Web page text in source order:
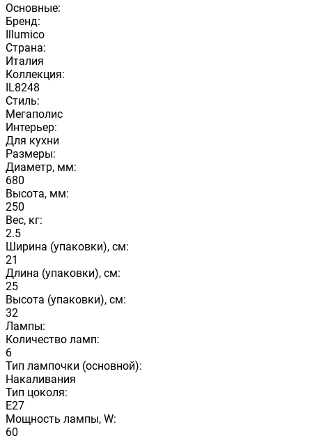
Основные:
Бренд:
Illumico
Страна:
Италия
Коллекция:
IL8248
Стиль:
Мегаполис
Интерьер:
Для кухни
Размеры:
Диаметр, мм:
680
Высота, мм:
250
Вес, кг:
2.5
Ширина (упаковки), см:
21
Длина (упаковки), см:
25
Высота (упаковки), см:
32
Лампы:
Количество ламп:
6
Тип лампочки (основной):
Накаливания
Тип цоколя:
E27
Мощность лампы, W:
60